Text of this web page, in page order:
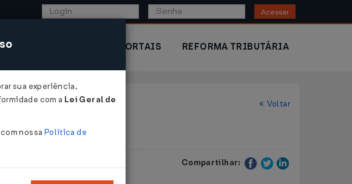
Acessar
EXTERIOR PORTAIS REFORMA TRIBUTÁRIA
Voltar
Compartilhar:
sua experiência,
com a Lei Geral de
nossa Política de